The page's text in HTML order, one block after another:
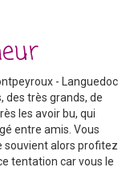
- Languedoc
des très grands, de
les avoir bu, qui
entre amis. Vous
souvient alors profitez
tentation car vous le